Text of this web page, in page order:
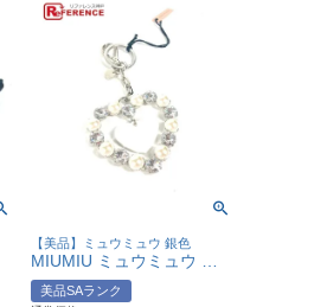
【美品】ミュウミュウ 銀色
美品SAランク